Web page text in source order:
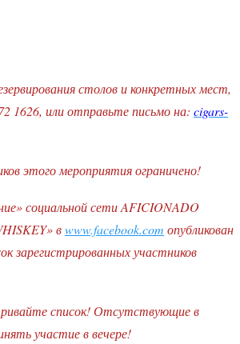
столов и конкретных мест,
1626, или отправьте письмо на: cigars-
этого мероприятия ограничено!
социальной сети AFICIONADO
вwww.facebook.com опубликован
зарегистрированных участников
список! Отсутствующие в
участие в вечере!